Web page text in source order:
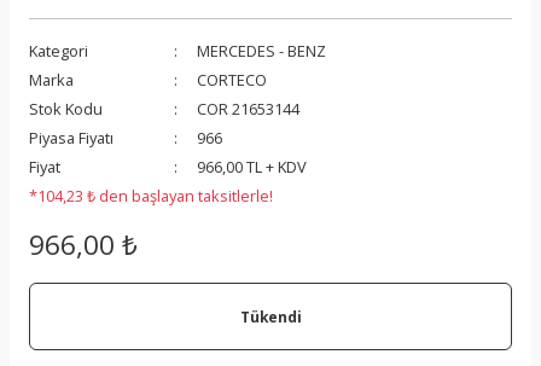
Kategori
MERCEDES - BENZ
Marka
CORTECO
Stok Kodu
COR 21653144
Piyasa Fiyatı
966
Fiyat
966,00 TL + KDV
*104,23 ₺ den başlayan taksitlerle!
966,00 ₺
Tükendi